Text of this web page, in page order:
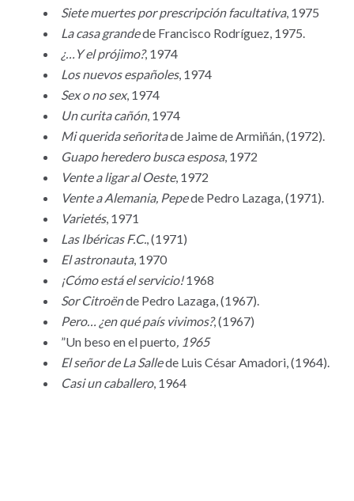
Siete muertes por prescripción facultativa, 1975
La casa grandede Francisco Rodríguez, 1975.
¿…Y el prójimo?, 1974
Los nuevos españoles, 1974
Sex o no sex, 1974
Un curita cañón, 1974
Mi querida señoritade Jaime de Armiñán, (1972).
Guapo heredero busca esposa, 1972
Vente a ligar al Oeste, 1972
Vente a Alemania, Pepede Pedro Lazaga, (1971).
Varietés, 1971
Las Ibéricas F.C., (1971)
El astronauta, 1970
¡Cómo está el servicio!1968
Sor Citroënde Pedro Lazaga, (1967).
Pero… ¿en qué país vivimos?, (1967)
”Un beso en el puerto, 1965
El señor de La Sallede Luis César Amadori, (1964).
Casi un caballero, 1964